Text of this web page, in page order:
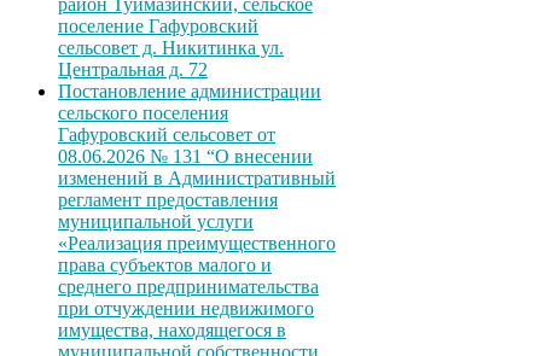
поселение Гафуровский
сельсовет д. Никитинка ул.
Центральная д. 72
Постановление администрации
сельского поселения
Гафуровский сельсовет от
08.06.2026 № 131 “О внесении
изменений в Административный
регламент предоставления
муниципальной услуги
«Реализация преимущественного
права субъектов малого и
среднего предпринимательства
при отчуждении недвижимого
имущества, находящегося в
муниципальной собственности